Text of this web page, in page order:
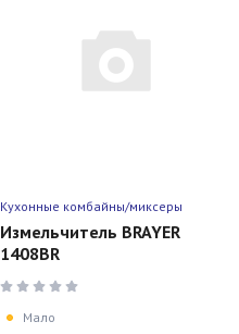
Кухонные комбайны/миксеры
Измельчитель BRAYER
1408BR
Мало